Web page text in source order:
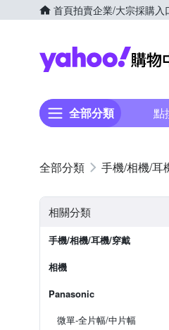
首頁拍賣企業/大宗採購入
全部分類 點
手機/相機/耳
相關分類
手機/相機/耳機/穿戴
相機
Panasonic
微單-全片幅/中片幅